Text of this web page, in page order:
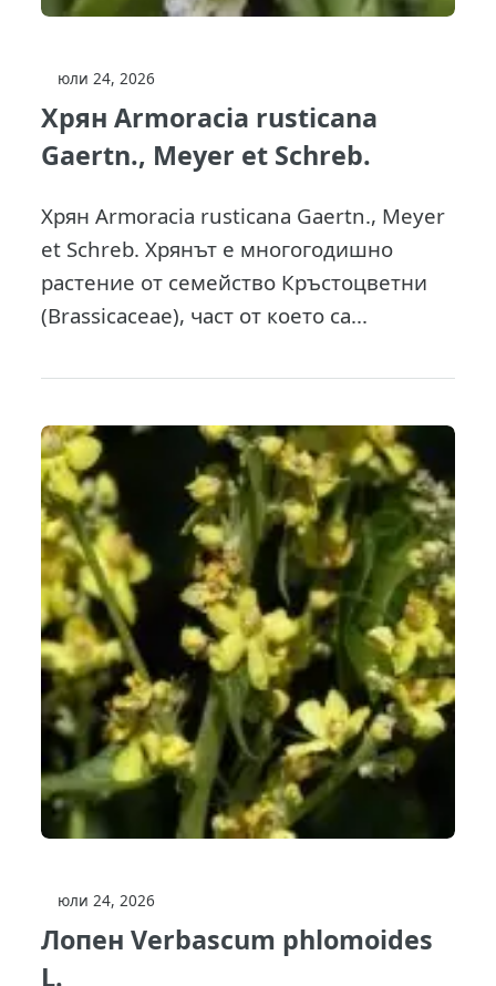
юли 24, 2026
Хрян Armoracia rusticana
Gaertn., Meyer et Schreb.
Хрян Armoracia rusticana Gaertn., Meyer
et Schreb. Хрянът е многогодишно
растение от семейство Кръстоцветни
(Brassicaceae), част от което са...
юли 24, 2026
Лопен Verbascum phlomoides
L.